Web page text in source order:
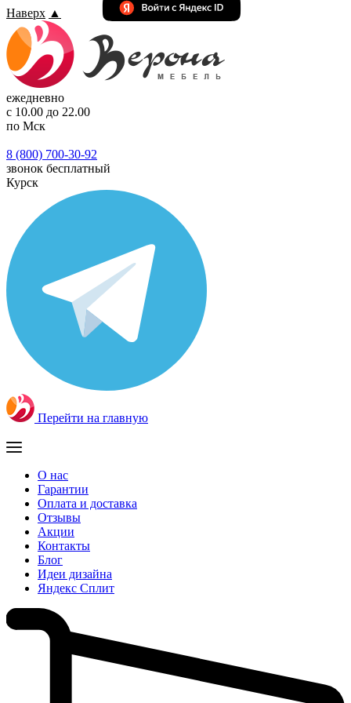
Наверх ▲
ежедневно
с 10.00 до 22.00
по Мск
8 (800) 700-30-92
звонок бесплатный
Курск
Перейти на главную
О нас
Гарантии
Оплата и доставка
Отзывы
Акции
Контакты
Блог
Идеи дизайна
Яндекс Сплит